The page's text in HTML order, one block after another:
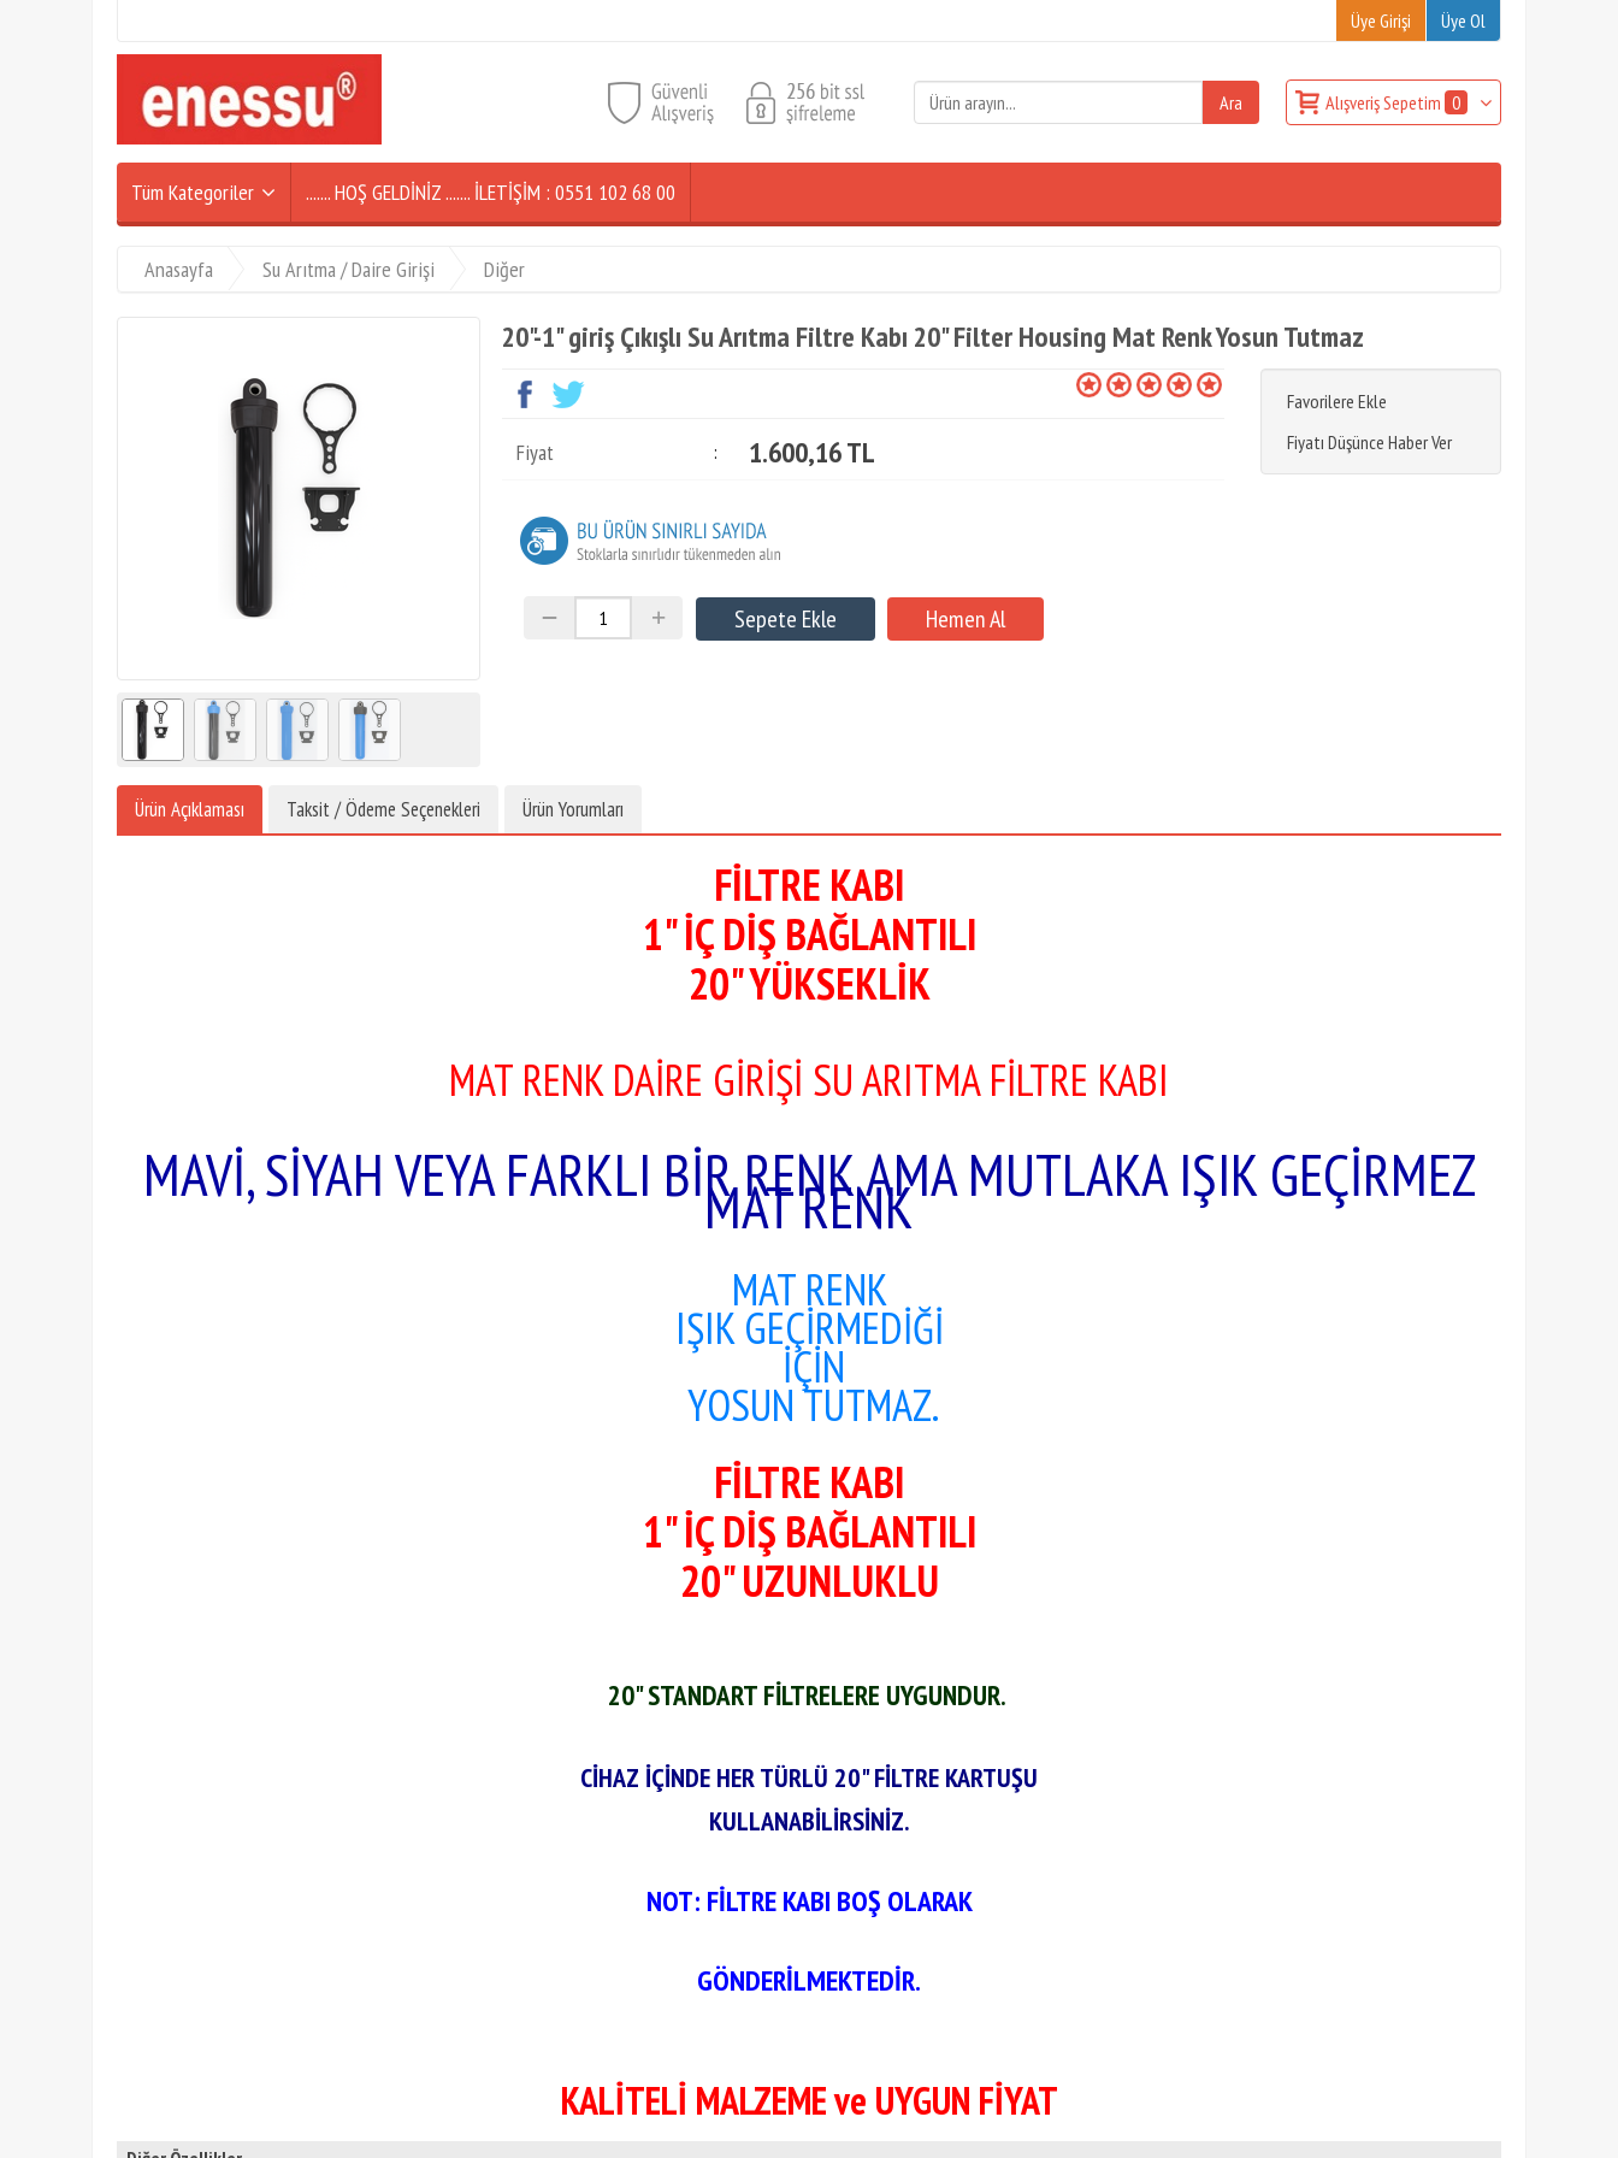
Üye Girişi Üye Ol
Alışveriş Sepetim 0
Tüm Kategoriler ....... HOŞ GELDİNİZ ....... İLETİŞİM : 0551 102 68 00
Anasayfa Su Arıtma / Daire Girişi Diğer
20"-1" giriş Çıkışlı Su Arıtma Filtre Kabı 20" Filter Housing Mat Renk Yosun Tutmaz
Favorilere Ekle
Fiyatı Düşünce Haber Ver
Fiyat : 1.600,16 TL
Ürün Açıklaması Taksit / Ödeme Seçenekleri Ürün Yorumları
FİLTRE KABI
1" İÇ DİŞ BAĞLANTILI
20" YÜKSEKLİK
MAT RENK DAİRE GİRİŞİ SU ARITMAFİLTRE KABI
MAVİ, SİYAH VEYA FARKLI BİR RENK AMA MUTLAKA IŞIK GEÇİRMEZ
MAT RENK
MAT RENK
IŞIK GEÇİRMEDİĞİ
İÇİN
YOSUN TUTMAZ.
FİLTRE KABI
1" İÇ DİŞ BAĞLANTILI
20" UZUNLUKLU
20" STANDART FİLTRELERE UYGUNDUR.
CİHAZ İÇİNDE HER TÜRLÜ 20" FİLTRE KARTUŞU
KULLANABİLİRSİNİZ.
NOT: FİLTRE KABI BOŞ OLARAK
GÖNDERİLMEKTEDİR.
KALİTELİ MALZEME ve UYGUN FİYAT